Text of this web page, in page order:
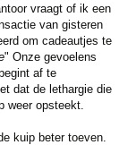
vraagt of ik een
van gisteren
om cadeautjes te
" Onze gevoelens
af te
dat de lethargie die
weer opsteekt.
kuip beter toeven.